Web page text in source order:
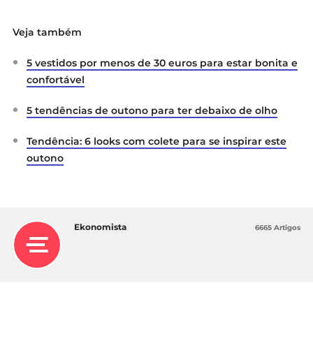
Veja também
5 vestidos por menos de 30 euros para estar bonita e
confortável
5 tendências de outono para ter debaixo de olho
Tendência: 6 looks com colete para se inspirar este
outono
Ekonomista 6665 Artigos